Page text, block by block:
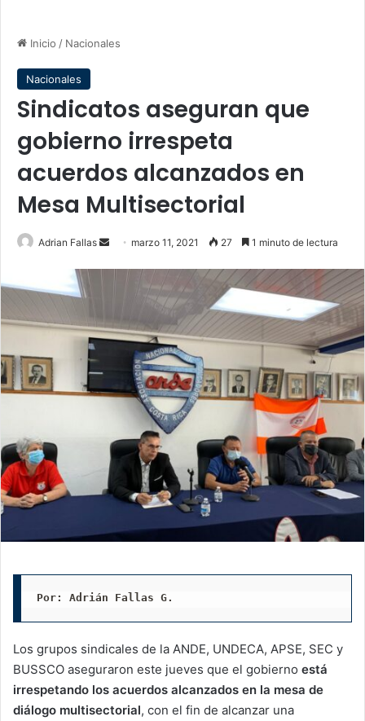
Inicio / Nacionales
Nacionales
Sindicatos aseguran que
gobierno irrespeta
acuerdos alcanzados en
Mesa Multisectorial
Adrian Fallas
Send
email
marzo 11, 2021 27 1 minuto de lectura
Por: Adrián Fallas G.
Los grupos sindicales de la ANDE, UNDECA, APSE, SEC y
BUSSCO aseguraron este jueves que el gobierno está
irrespetando los acuerdos alcanzados en la mesa de
diálogo multisectorial, con el fin de alcanzar una